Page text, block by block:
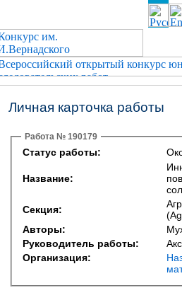
Личная карточка работы
Работа № 190179
Статус работы:
Название:
Секция:
Авторы:
Руководитель работы:
Организация: